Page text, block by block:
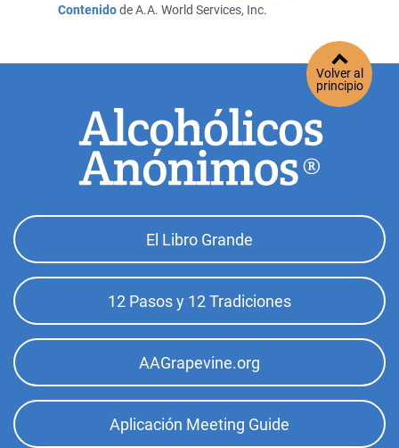
Contenidode A.A. World Services, Inc.
Volver al
principio
Footer
Top
Menu
El Libro Grande
12 Pasos y 12 Tradiciones
AAGrapevine.org
Aplicación Meeting Guide